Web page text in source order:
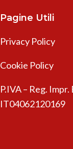
Pagine Utili
Privacy Policy
Cookie Policy
P.IVA – Reg. Impr.
IT04062120169